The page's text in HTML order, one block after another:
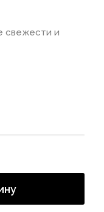
свежести и